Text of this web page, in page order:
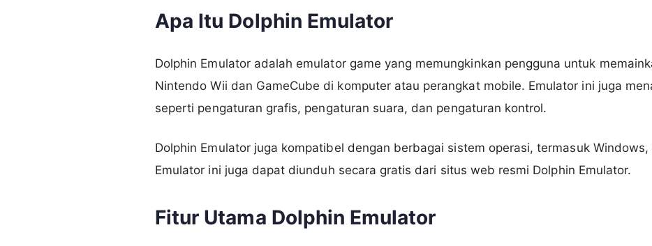
Apa Itu Dolphin Emulator
Dolphin Emulator adalah emulator game yang memungkinkan pengguna untuk
Nintendo Wii dan GameCube di komputer atau perangkat mobile. Emulator ini juga
seperti pengaturan grafis, pengaturan suara, dan pengaturan kontrol.
Dolphin Emulator juga kompatibel dengan berbagai sistem operasi, termasuk Windows,
Emulator ini juga dapat diunduh secara gratis dari situs web resmi Dolphin Emulator.
Fitur Utama Dolphin Emulator